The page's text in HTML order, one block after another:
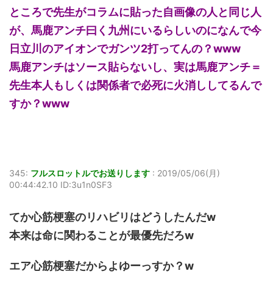
ところで先生がコラムに貼った自画像の人と同じ人
が、馬鹿アンチ曰く九州にいるらしいのになんで今
日立川のアイオンでガンツ2打ってんの？www
馬鹿アンチはソース貼らないし、実は馬鹿アンチ＝
先生本人もしくは関係者で必死に火消ししてるんで
すか？www
345: フルスロットルでお送りします : 2019/05/06(月)
00:44:42.10 ID:3u1n0SF3
てか心筋梗塞のリハビリはどうしたんだw
本来は命に関わることが最優先だろw
エア心筋梗塞だからよゆーっすか？w